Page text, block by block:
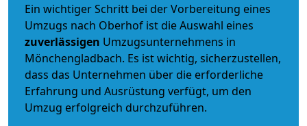
Ein wichtiger Schritt bei der Vorbereitung eines
Umzugs nach Oberhof ist die Auswahl eines
zuverlässigen Umzugsunternehmens in
Mönchengladbach. Es ist wichtig, sicherzustellen,
dass das Unternehmen über die erforderliche
Erfahrung und Ausrüstung verfügt, um den
Umzug erfolgreich durchzuführen.